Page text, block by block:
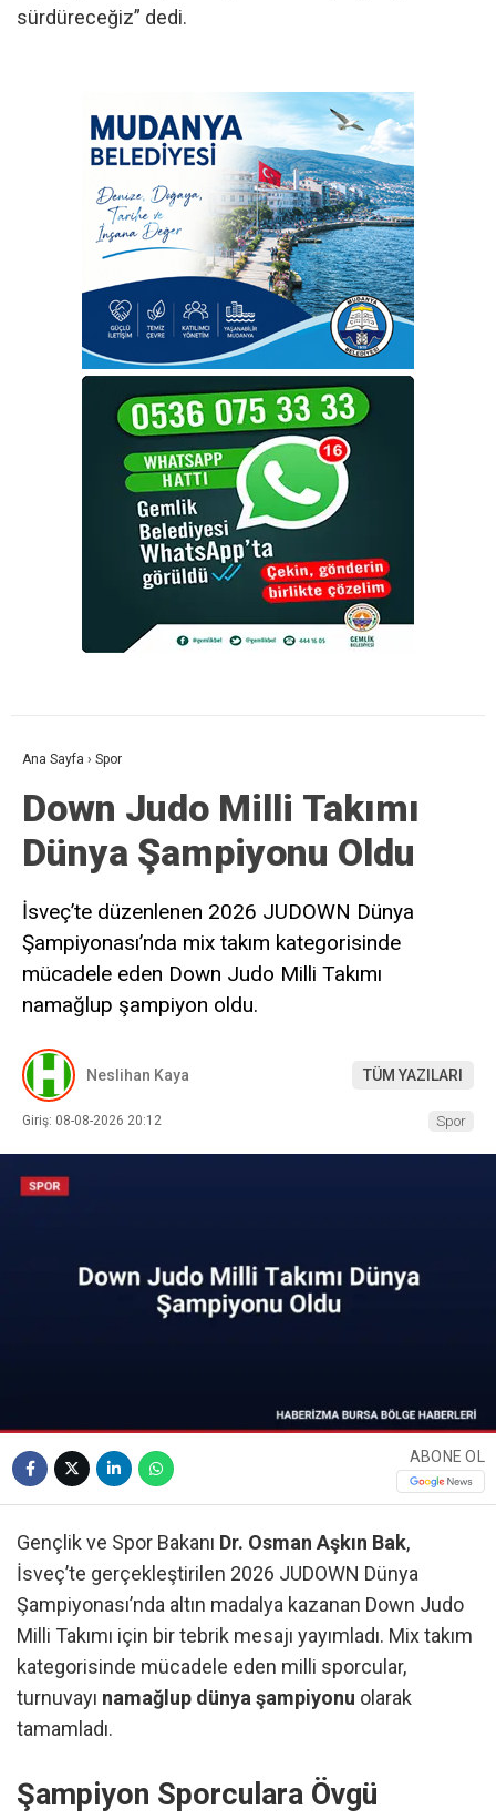
sürdüreceğiz” dedi.
Ana Sayfa › Spor
Down Judo Milli Takımı
Dünya Şampiyonu Oldu
İsveç’te düzenlenen 2026 JUDOWN Dünya
Şampiyonası’nda mix takım kategorisinde
mücadele eden Down Judo Milli Takımı
namağlup şampiyon oldu.
Neslihan Kaya TÜM YAZILARI
Giriş: 08-08-2026 20:12 Spor
ABONE OL
Gençlik ve Spor Bakanı Dr. Osman Aşkın Bak,
İsveç’te gerçekleştirilen 2026 JUDOWN Dünya
Şampiyonası’nda altın madalya kazanan Down Judo
Milli Takımı için bir tebrik mesajı yayımladı. Mix takım
kategorisinde mücadele eden milli sporcular,
turnuvayı namağlup dünya şampiyonu olarak
tamamladı.
Şampiyon Sporculara Övgü